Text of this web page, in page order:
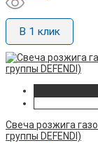
В 1 клик
Свеча розжига
группы DEFENDI)